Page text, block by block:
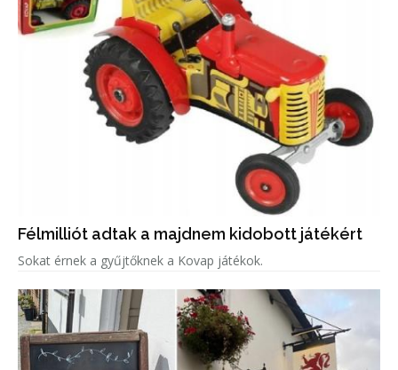
Félmilliót adtak a majdnem kidobott játékért
Sokat érnek a gyűjtőknek a Kovap játékok.